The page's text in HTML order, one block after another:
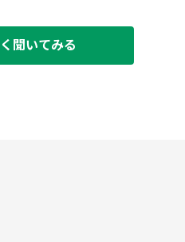
聞いてみる